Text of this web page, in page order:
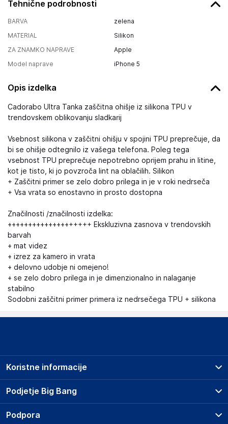
Tehnične podrobnosti
BARVA
zelena
MATERIAL
Silikon
ZA ZNAMKO NAPRAVE
Apple
Model naprave
iPhone 5
Opis izdelka
Cadorabo Ultra Tanka zaščitna ohišje iz silikona TPU v
trendovskem oblikovanju sladkarij
Vsebnost silikona v zaščitni ohišju v spojini TPU preprečuje, da
bi se ohišje odtegnilo iz vašega telefona. Poleg tega
vsebnost TPU preprečuje nepotrebno oprijem prahu in litine,
kot je tisto, ki jo povzroča lint na oblačilih. Silikon
+ Zaščitni primer se zelo dobro prilega in je v roki nedrseča
+ Vsa vrata so enostavno in prosto dostopna
Značilnosti /značilnosti izdelka:
++++++++++++++++++++ Ekskluzivna zasnova v trendovskih
barvah
+ mat videz
+ izrez za kamero in vrata
+ delovno udobje ni omejeno!
+ se zelo dobro prilega in je dimenzionalno in nalaganje
stabilno
Sodobni zaščitni primer primera iz nedrsečega TPU + silikona
Podjetje Big Bang
O podjetju
Koristne informacije
Prodajna mesta
Storitve
Podpora